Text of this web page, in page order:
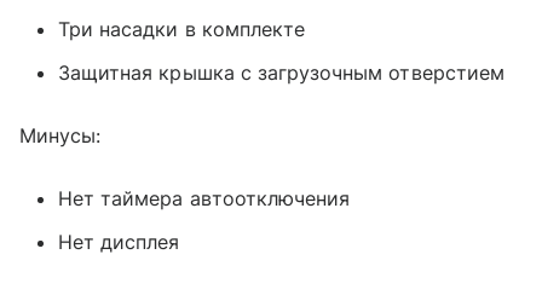
Три насадки в комплекте
Защитная крышка с загрузочным отверстием
Минусы:
Нет таймера автоотключения
Нет дисплея